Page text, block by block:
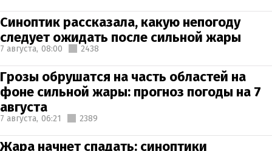
Синоптик рассказала, какую непогоду
следует ожидать после сильной жары
7 августа, 08:00 2438
Грозы обрушатся на часть областей на
фоне сильной жары: прогноз погоды на 7
августа
7 августа, 06:21 2389
Жара начнет спадать: синоптики